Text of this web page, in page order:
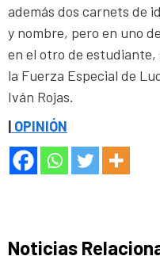
además dos carnets de
y nombre, pero en uno
en el otro de
la Fuerza Especial de
Iván Rojas.
| OPINIÓN
Noticias